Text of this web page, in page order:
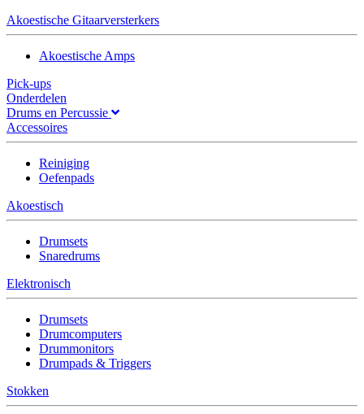
Akoestische Gitaarversterkers
Akoestische Amps
Pick-ups
Onderdelen
Drums en Percussie
Accessoires
Reiniging
Oefenpads
Akoestisch
Drumsets
Snaredrums
Elektronisch
Drumsets
Drumcomputers
Drummonitors
Drumpads & Triggers
Stokken